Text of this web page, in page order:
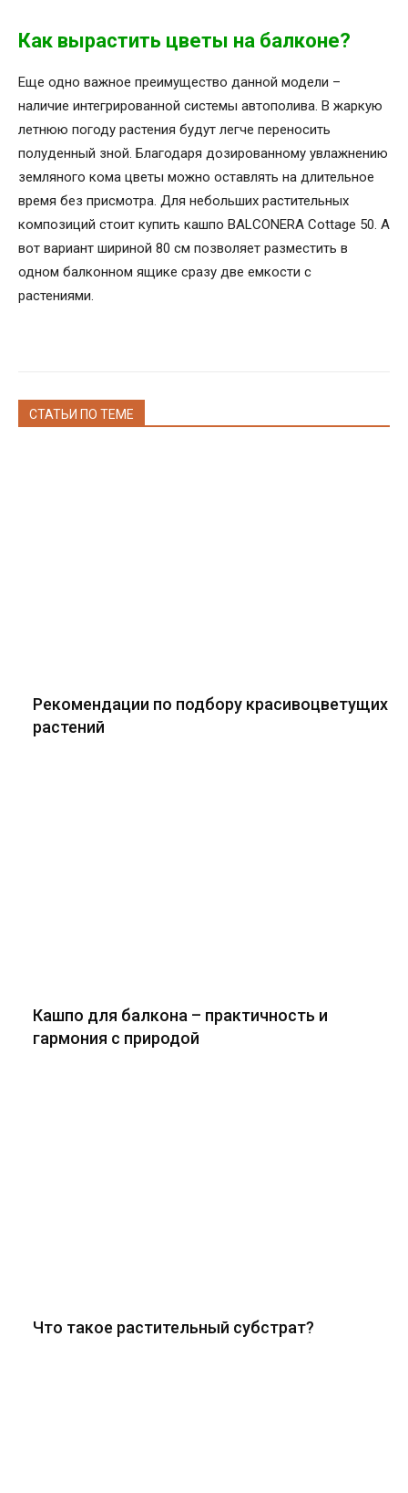
Как вырастить цветы на балконе?
Еще одно важное преимущество данной модели –
наличие интегрированной системы автополива. В жаркую
летнюю погоду растения будут легче переносить
полуденный зной. Благодаря дозированному увлажнению
земляного кома цветы можно оставлять на длительное
время без присмотра. Для небольших растительных
композиций стоит купить кашпо BALCONERA Cottage 50. А
вот вариант шириной 80 см позволяет разместить в
одном балконном ящике сразу две емкости с
растениями.
СТАТЬИ ПО ТЕМЕ
Рекомендации по подбору красивоцветущих
растений
Кашпо для балкона – практичность и
гармония с природой
Что такое растительный субстрат?